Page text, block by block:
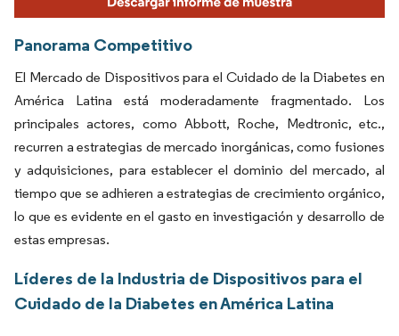
Panorama Competitivo
El Mercado de Dispositivos para el Cuidado de la Diabetes en
América Latina está moderadamente fragmentado. Los
principales actores, como Abbott, Roche, Medtronic, etc.,
recurren a estrategias de mercado inorgánicas, como fusiones
y adquisiciones, para establecer el dominio del mercado, al
tiempo que se adhieren a estrategias de crecimiento orgánico,
lo que es evidente en el gasto en investigación y desarrollo de
estas empresas.
Líderes de la Industria de Dispositivos para el
Cuidado de la Diabetes en América Latina